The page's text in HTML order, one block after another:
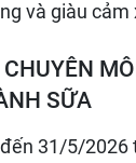
và giàu cảm
CHUYÊN
SỮA
31/5/2026